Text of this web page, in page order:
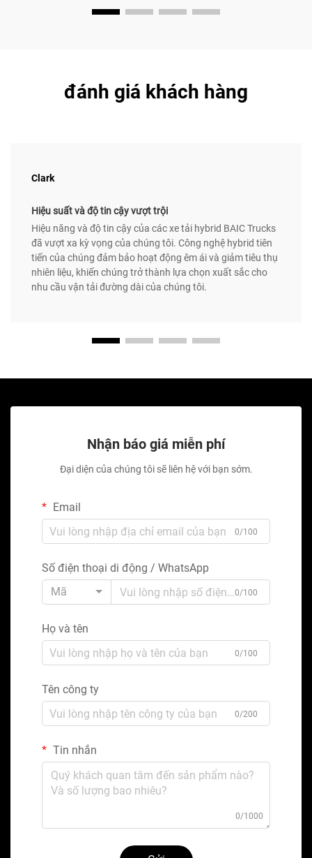
đánh giá khách hàng
Clark
Hiệu suất và độ tin cậy vượt trội
Hiệu năng và độ tin cậy của các xe tải hybrid BAIC Trucks
đã vượt xa kỳ vọng của chúng tôi. Công nghệ hybrid tiên
tiến của chúng đảm bảo hoạt động êm ái và giảm tiêu thụ
nhiên liệu, khiến chúng trở thành lựa chọn xuất sắc cho
nhu cầu vận tải đường dài của chúng tôi.
Nhận báo giá miễn phí
Đại diện của chúng tôi sẽ liên hệ với bạn sớm.
Email
0/100
Số điện thoại di động / WhatsApp
Mã
0/100
Họ và tên
0/100
Tên công ty
0/200
Tin nhắn
0/1000